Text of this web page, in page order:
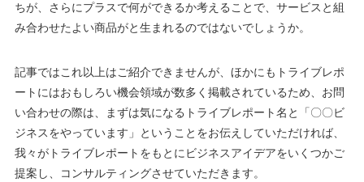
ちが、さらにプラスで何ができるか考えることで、サービスと組
み合わせたよい商品がと生まれるのではないでしょうか。
記事ではこれ以上はご紹介できませんが、ほかにもトライブレポ
ートにはおもしろい機会領域が数多く掲載されているため、お問
い合わせの際は、まずは気になるトライブレポート名と「〇〇ビ
ジネスをやっています」ということをお伝えしていただければ、
我々がトライブレポートをもとにビジネスアイデアをいくつかご
提案し、コンサルティングさせていただきます。